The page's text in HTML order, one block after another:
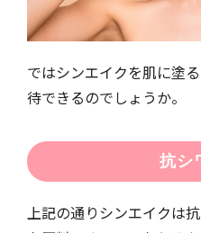
ではシンエイクを肌に塗
待できるのでしょうか。
抗シ
上記の通りシンエイクは